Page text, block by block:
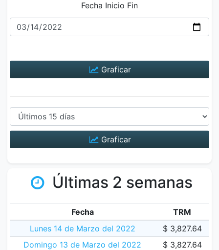
Fecha Inicio Fin
Graficar
Graficar
Últimas 2 semanas
Fecha
TRM
Lunes 14 de Marzo del 2022
$ 3,827.64
Domingo 13 de Marzo del 2022
$ 3,827.64